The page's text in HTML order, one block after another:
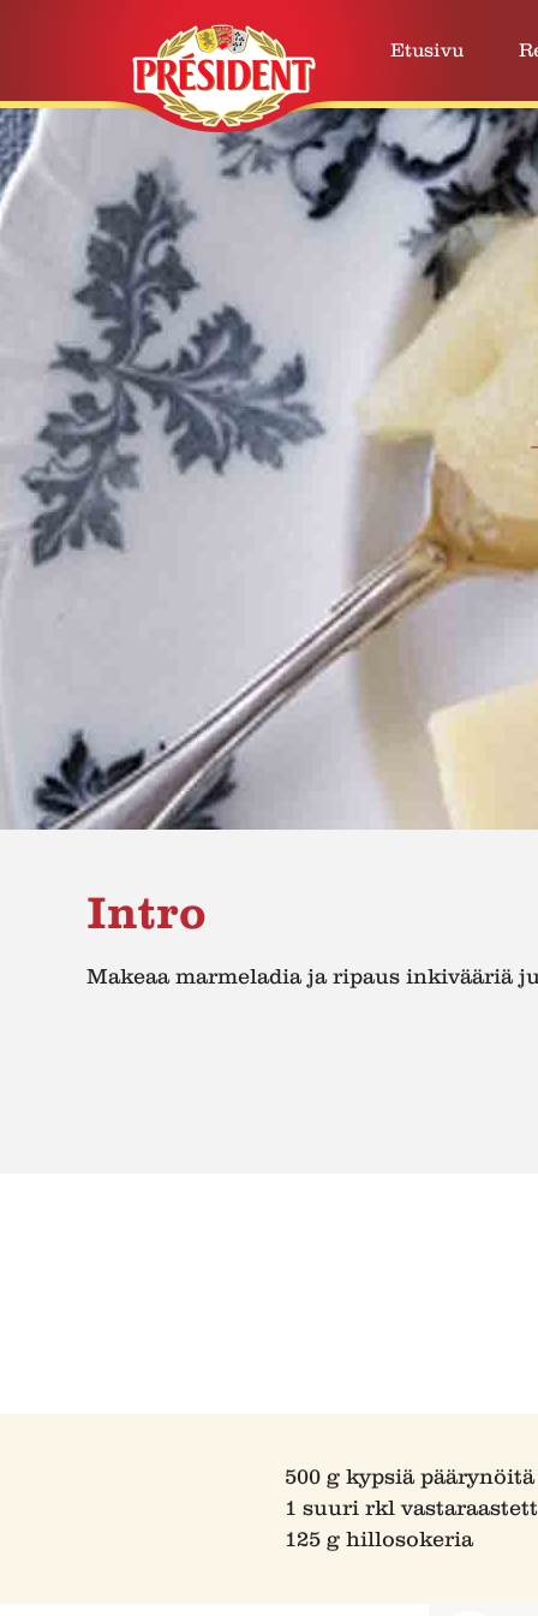
Etusivu
Intro
Makeaa marmeladia ja ripaus inkivääriä
500 g kypsiä päärynöitä
1 suuri rkl
125 g hillosokeria